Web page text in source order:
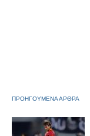
ΠΡΟΗΓΟΥΜΕΝΑ ΑΡΘΡΑ